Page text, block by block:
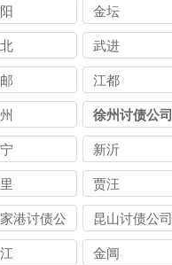
金坛
武进
江都
徐州讨债公司
新沂
贾汪
港讨债公
昆山讨债公司
金阊